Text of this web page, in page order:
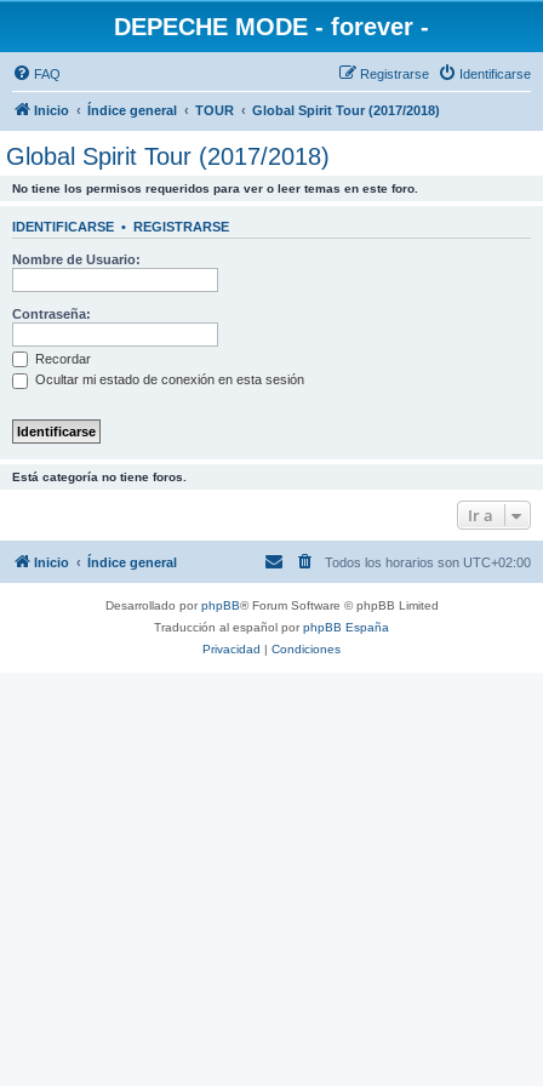
DEPECHE MODE - forever -
FAQ Identificarse
Registrarse
Inicio Índice general TOUR Global Spirit Tour (2017/2018)
Global Spirit Tour (2017/2018)
No tiene los permisos requeridos para ver o leer temas en este foro.
IDENTIFICARSE • REGISTRARSE
Nombre de Usuario:
Contraseña:
Recordar
Ocultar mi estado de conexión en esta sesión
Está categoría no tiene foros.
Ir a
Inicio Índice general Todos los horarios son UTC+02:00
Desarrollado porphpBB® Forum Software © phpBB Limited
Traducción al español porphpBB España
Privacidad | Condiciones